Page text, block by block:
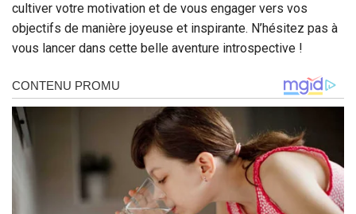
cultiver votre motivation et de vous engager vers vos
objectifs de manière joyeuse et inspirante. N’hésitez pas à
vous lancer dans cette belle aventure introspective !